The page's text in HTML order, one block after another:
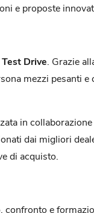
e proposte
Test Drive . Grazie
mezzi pesanti
in
dai migliori
di acquisto.
e